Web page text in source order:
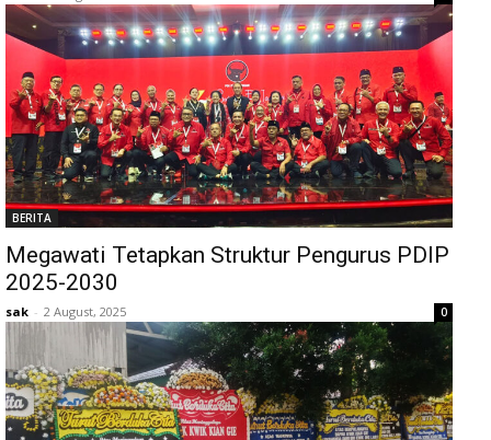
BERITA
Megawati Tetapkan Struktur Pengurus PDIP
2025-2030
sak - 2 August, 2025 0